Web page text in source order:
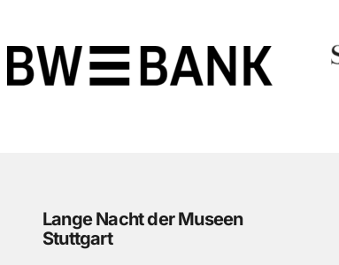
Lange Nacht der Museen
Stuttgart